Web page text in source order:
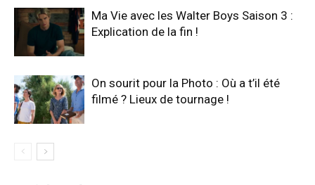
Ma Vie avec les Walter Boys Saison 3 :
Explication de la fin !
On sourit pour la Photo : Où a t’il été
filmé ? Lieux de tournage !